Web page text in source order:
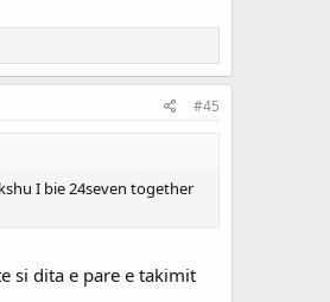
#45
I bie 24seven together
si dita e pare e takimit